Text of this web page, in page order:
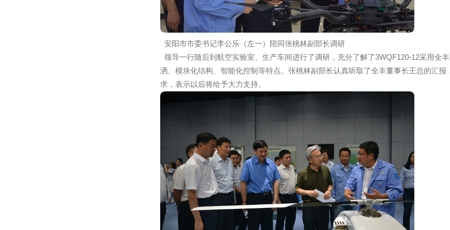
安阳市市委书记李公乐（左一）陪同张桃林副部长调研
领导一行随后到航空实验室、生产车间进行了调研，充分了解了
洒、模块化结构、智能化控制等特点。张桃林副部长认真听取了全丰董事
求，表示以后将给予大力支持。